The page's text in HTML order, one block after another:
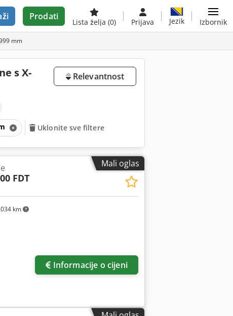
Prodati
Lista želja (0) Prijava Jezik Izbornik
mm
s X-
Relevantnost
Uklonite sve filtere
Mali oglas
km
FDT
Informacije o cijeni